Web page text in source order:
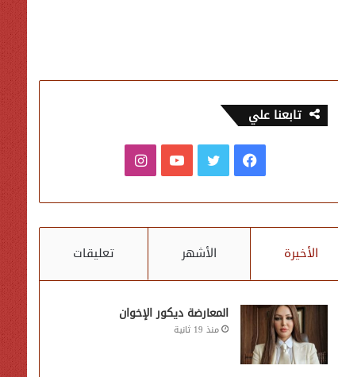
تابعنا علي
فيسبوكتويتر يوتيوبانستقرام
الأخيرة الأشهر تعليقات
المعارضة ديكور الإخوان
منذ 19 ثانية